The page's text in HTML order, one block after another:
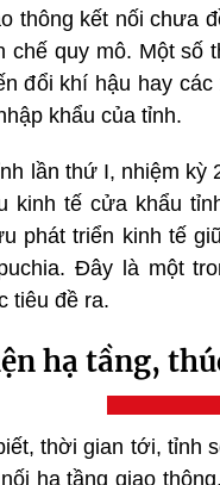
thông kết nối chưa
quy mô. Một số
đổi khí hậu hay
khẩu của tỉnh.
lần thứ I, nhiệm kỳ
kinh tế cửa khẩu
phát triển kinh tế
Đây là một
tiêu đề ra.
hạ tầng,
thời gian tới, tỉnh
hạ tầng giao